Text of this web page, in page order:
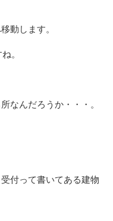
動します。
。
なんだろうか・・・。
付って書いてある建物